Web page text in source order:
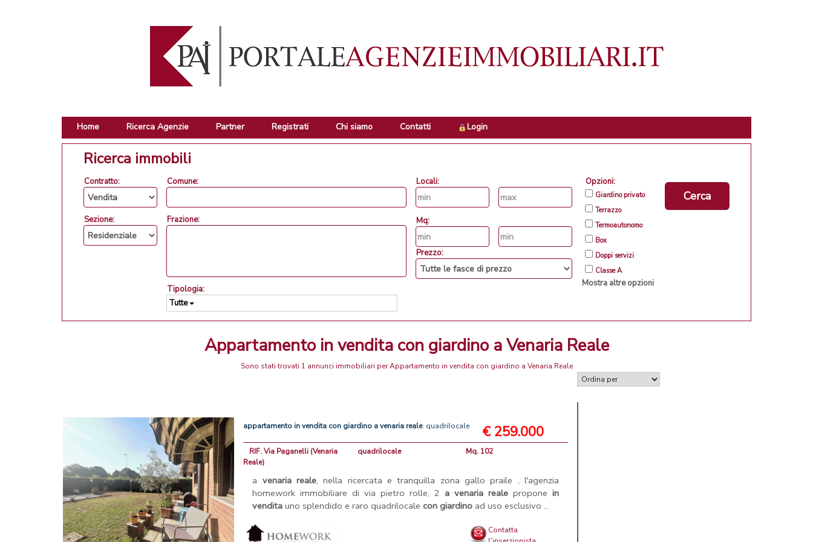
Home Ricerca Agenzie Partner Registrati Chi siamo Contatti Login
Ricerca immobili
Contratto:
Sezione:
Comune:
Frazione:
Tipologia:
Tutte
Locali:
Mq:
Prezzo:
Opzioni:
Giardino privato
Terrazzo
Termoautonomo
Box
Doppi servizi
Classe A
Mostra altre opzioni
Cerca
Appartamento in vendita con giardino a Venaria Reale
Sono stati trovati 1 annunci immobiliari per Appartamento in vendita con giardino a Venaria Reale
appartamento in vendita con giardino a venaria reale: quadrilocale € 259.000
RIF. Via Paganelli (Venaria
Reale)
quadrilocale Mq. 102
a venaria reale, nella ricercata e tranquilla zona gallo praile , l'agenzia
homework immobiliare di via pietro rolle, 2 a venaria reale propone in
vendita uno splendido e raro quadrilocalecon giardino ad uso esclusivo ...
Contatta